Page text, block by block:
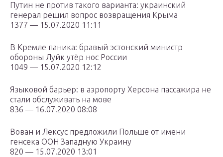
Путин не против такого варианта: украинский
генерал решил вопрос возвращения Крыма
1377 — 15.07.2020 11:11
В Кремле паника: бравый эстонский министр
обороны Луйк утёр нос России
1049 — 15.07.2020 12:12
Языковой барьер: в аэропорту Херсона пассажира не
стали обслуживать на мове
836 — 16.07.2020 08:08
Вован и Лексус предложили Польше от имени
генсека ООН Западную Украину
820 — 15.07.2020 13:01